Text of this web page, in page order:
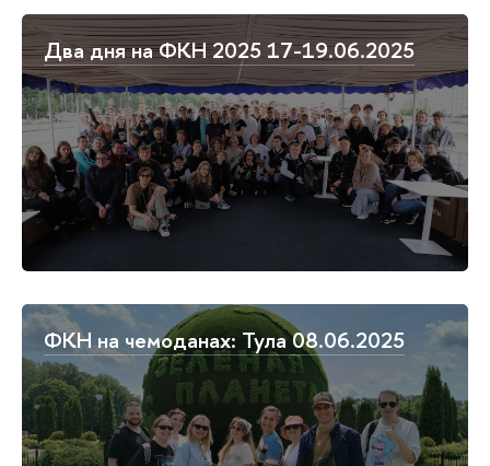
Два дня на ФКН 2025 17-19.06.2025
ФКН на чемоданах: Тула 08.06.2025